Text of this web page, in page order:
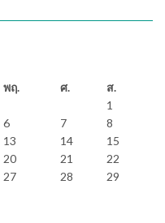
พฤ. ศ.
ส.
1
6 7
8
13 14
15
20 21
22
27 28
29